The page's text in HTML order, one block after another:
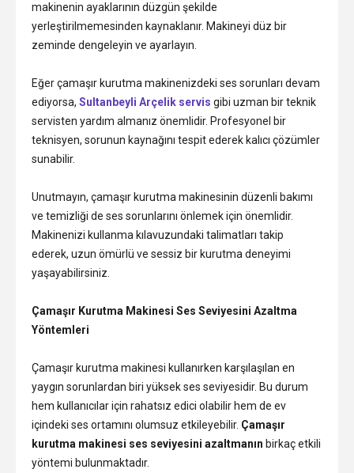
makinenin ayaklarının düzgün şekilde
yerleştirilmemesinden kaynaklanır. Makineyi düz bir
zeminde dengeleyin ve ayarlayın.
Eğer çamaşır kurutma makinenizdeki ses sorunları devam
ediyorsa, Sultanbeyli Arçelik servis gibi uzman bir teknik
servisten yardım almanız önemlidir. Profesyonel bir
teknisyen, sorunun kaynağını tespit ederek kalıcı çözümler
sunabilir.
Unutmayın, çamaşır kurutma makinesinin düzenli bakımı
ve temizliği de ses sorunlarını önlemek için önemlidir.
Makinenizi kullanma kılavuzundaki talimatları takip
ederek, uzun ömürlü ve sessiz bir kurutma deneyimi
yaşayabilirsiniz.
Çamaşır Kurutma Makinesi Ses Seviyesini Azaltma
Yöntemleri
Çamaşır kurutma makinesi kullanırken karşılaşılan en
yaygın sorunlardan biri yüksek ses seviyesidir. Bu durum
hem kullanıcılar için rahatsız edici olabilir hem de ev
içindeki ses ortamını olumsuz etkileyebilir. Çamaşır
kurutma makinesi ses seviyesini azaltmanın birkaç etkili
yöntemi bulunmaktadır.